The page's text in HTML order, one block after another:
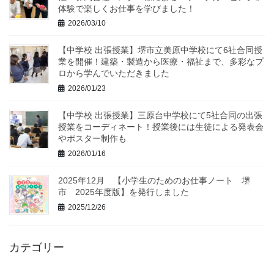
体験で楽しくお仕事を学びました！
2026/03/10
【中学校 出張授業】堺市立美原中学校にて6社合同授
業を開催！建築・製造から医療・福祉まで、多彩なプ
ロから学んでいただきました
2026/01/23
【中学校 出張授業】三原台中学校にて5社合同の出張
授業をコーディネート！授業後には生徒による発表会
やポスター制作も
2026/01/16
2025年12月 【小学生のためのお仕事ノート 堺
市 2025年度版】を発行しました
2025/12/26
カテゴリー